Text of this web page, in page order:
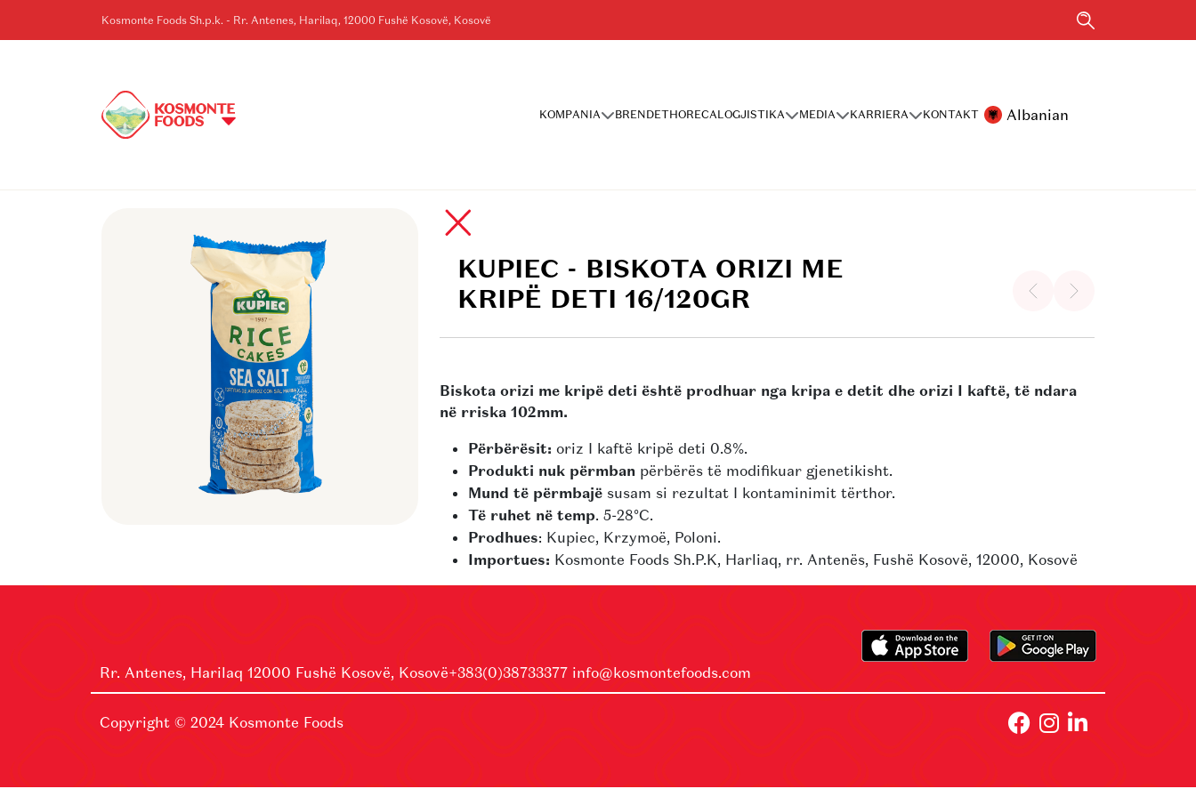
Kosmonte Foods Sh.p.k. - Rr. Antenes, Harilaq, 12000 Fushë Kosovë, Kosovë
KOMPANIA BRENDETHORECALOGJISTIKA MEDIA KARRIERA KONTAKT Albanian
HOME>BRENDET
KUPIEC - BISKOTA ORIZI ME
KRIPË DETI 16/120GR
Biskota orizi me kripë deti është prodhuar nga kripa e detit dhe orizi I kaftë, të ndara
në rriska 102mm.
Përbërësit: oriz I kaftë kripë deti 0.8%.
Produkti nuk përmban përbërës të modifikuar gjenetikisht.
Mund të përmbajë susam si rezultat I kontaminimit tërthor.
Të ruhet në temp. 5-28°C.
Prodhues: Kupiec, Krzymoë, Poloni.
Importues: Kosmonte Foods Sh.P.K, Harliaq, rr. Antenës, Fushë Kosovë, 12000, Kosovë
Rr. Antenes, Harilaq 12000 Fushë Kosovë, Kosovë+383(0)38733377 info@kosmontefoods.com
Copyright © 2024 Kosmonte Foods